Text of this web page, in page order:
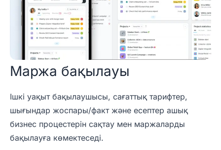
Маржа бақылауы
Ішкі уақыт бақылаушысы, сағаттық тарифтер,
шығындар жоспары/факт және есептер ашық
бизнес процестерін сақтау мен маржаларды
бақылауға көмектеседі.